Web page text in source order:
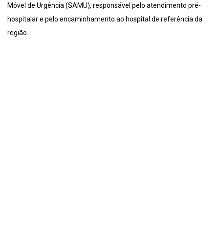
Móvel de Urgência (SAMU), responsável pelo atendimento pré-
hospitalar e pelo encaminhamento ao hospital de referência da
região.